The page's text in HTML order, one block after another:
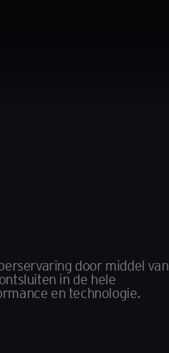
door middel van
in de hele
en technologie.